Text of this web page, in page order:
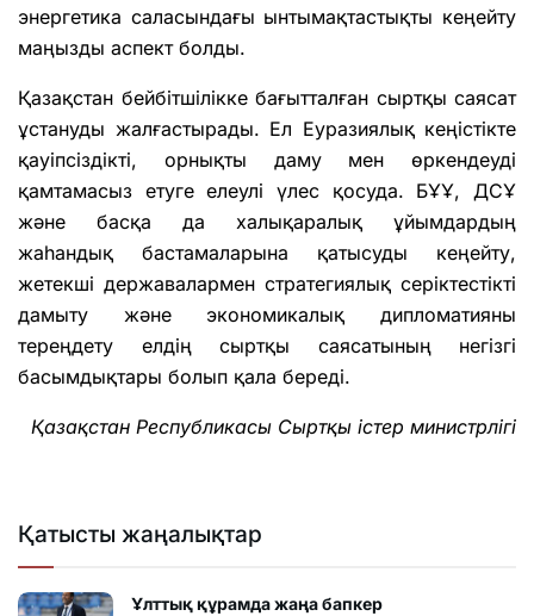
энергетика саласындағы ынтымақтастықты кеңейту
маңызды аспект болды.
Қазақстан бейбітшілікке бағытталған сыртқы саясат
ұстануды жалғастырады. Ел Еуразиялық кеңістікте
қауіпсіздікті, орнықты даму мен өркендеуді
қамтамасыз етуге елеулі үлес қосуда. БҰҰ, ДСҰ
және басқа да халықаралық ұйымдардың
жаһандық бастамаларына қатысуды кеңейту,
жетекші державалармен стратегиялық серіктестікті
дамыту және экономикалық дипломатияны
тереңдету елдің сыртқы саясатының негізгі
басымдықтары болып қала береді.
Қазақстан Республикасы Сыртқы істер министрлігі
Қатысты жаңалықтар
Ұлттық құрамда жаңа бапкер